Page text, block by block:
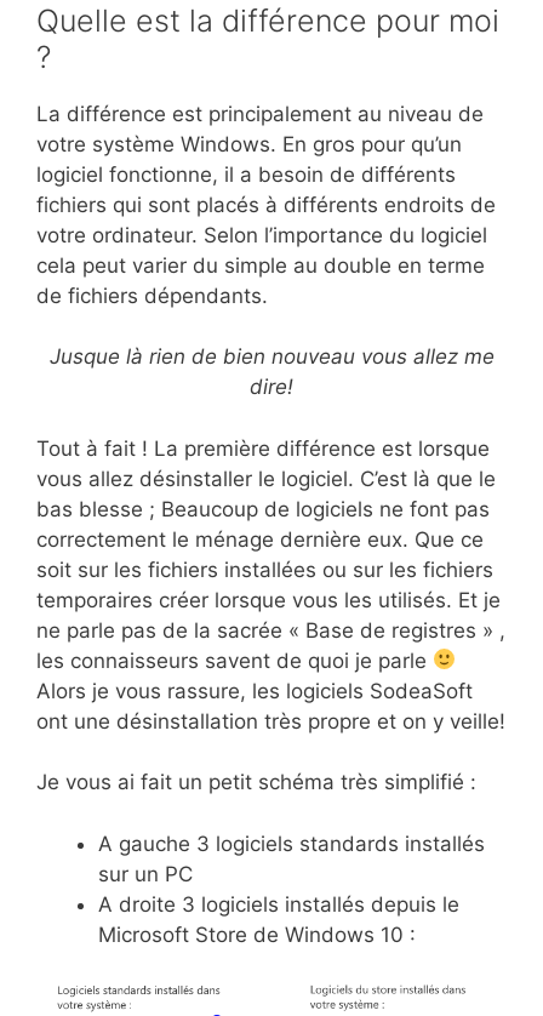
Quelle est la différence pour moi
?
La différence est principalement au niveau de
votre système Windows. En gros pour qu’un
logiciel fonctionne, il a besoin de différents
fichiers qui sont placés à différents endroits de
votre ordinateur. Selon l’importance du logiciel
cela peut varier du simple au double en terme
de fichiers dépendants.
Jusque là rien de bien nouveau vous allez me
dire!
Tout à fait ! La première différence est lorsque
vous allez désinstaller le logiciel. C’est là que le
bas blesse ; Beaucoup de logiciels ne font pas
correctement le ménage dernière eux. Que ce
soit sur les fichiers installées ou sur les fichiers
temporaires créer lorsque vous les utilisés. Et je
ne parle pas de la sacrée « Base de registres » ,
les connaisseurs savent de quoi je parle
Alors je vous rassure, les logiciels SodeaSoft
ont une désinstallation très propre et on y veille!
Je vous ai fait un petit schéma très simplifié :
A gauche 3 logiciels standards installés
sur un PC
A droite 3 logiciels installés depuis le
Microsoft Store de Windows 10 :